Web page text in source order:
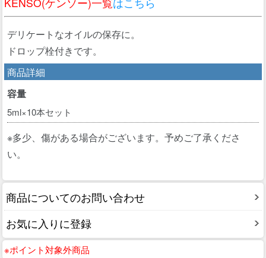
デリケートなオイルの保存に。
ドロップ栓付きです。
商品詳細
容量
5ml×10本セット
※多少、傷がある場合がございます。予めご了承くださ
い。
商品についてのお問い合わせ
お気に入りに登録
※ポイント対象外商品